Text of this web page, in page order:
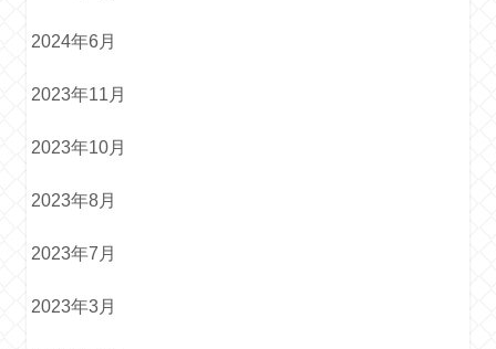
2024年6月
2023年11月
2023年10月
2023年8月
2023年7月
2023年3月